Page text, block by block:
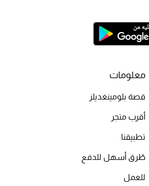
معلومات
قصة بلومينغديلز
أقرب متجر
تطبيقنا
طُرق أسهل للدفع
للعمل